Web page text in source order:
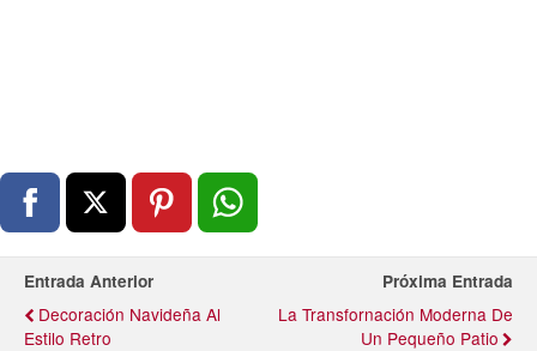
Entrada Anterior
Decoración Navideña Al
Estilo Retro
Próxima Entrada
La Transfornación Moderna De
Un Pequeño Patio